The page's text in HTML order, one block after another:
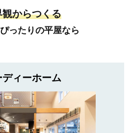
観からつくる
ったりの平屋なら
ディーホーム